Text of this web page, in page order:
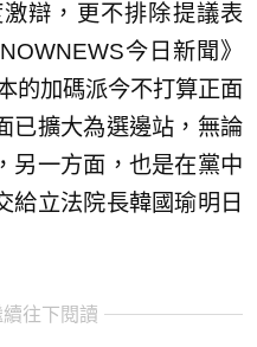
辯，更不排除提議表
今日新聞》
的加碼派今不打算正面
已擴大為選邊站，無論
另一方面，也是在黨中
給立法院長韓國瑜明日
往下閱讀